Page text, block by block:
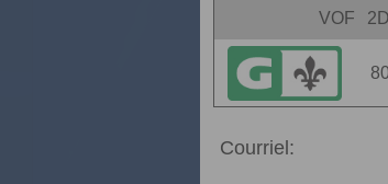
VOF
2D
Courriel: